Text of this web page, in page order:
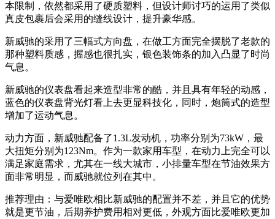
本限制，依然都采用了硬质塑料，但设计师讨巧的运用了类似
真皮包裹后会采用的缝线设计，提升豪华感。
新威驰的采用了三幅式方向盘，在做工方面完全摆脱了老款的
那种塑料质感，握感也很扎实，银色装饰条的加入凸显了时尚
气息。
新威驰的仪表盘看起来造型非常的酷，并且具有年轻的动感，
蓝色的仪表盘背光灯看上去更显科技化，同时，炮筒式的造型
增加了运动气息。
动力方面，新威驰配备了1.3L发动机，功率分别为73kW，最
大扭矩分别为123Nm。 作为一款家用车型，在动力上完全可以
满足家庭需求，尤其在一线大城市，小排量车型在节油效果方
面非常明显，而威驰就位列在其中。
推荐理由：与爱唯欧相比新威驰的配置并不差，并且它的优势
就是更节油，后期养护费用相对更低，外观方面比爱唯欧更加